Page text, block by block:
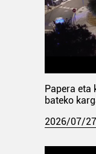
Papera eta
bateko
2026/07/27